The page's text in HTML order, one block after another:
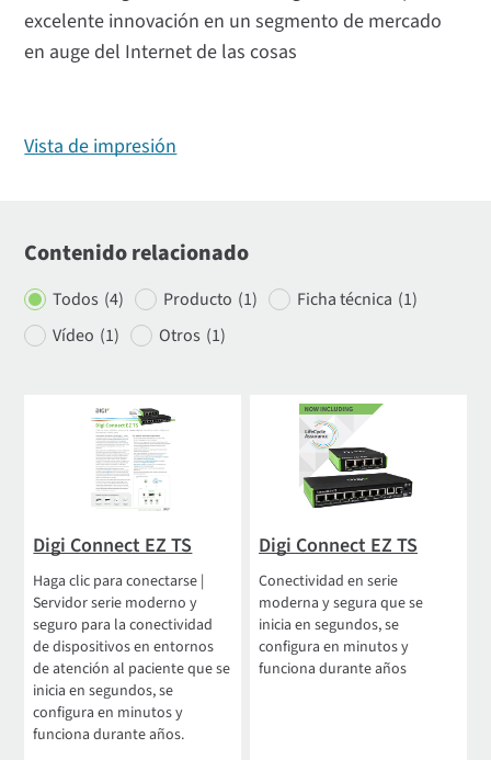
excelente innovación en un segmento de mercado
en auge del Internet de las cosas
Vista de impresión
Contenido relacionado
Todos (4) Producto (1) Ficha técnica (1)
Vídeo (1) Otros (1)
Digi Connect EZ TS
Haga clic para conectarse |
Servidor serie moderno y
seguro para la conectividad
de dispositivos en entornos
de atención al paciente que se
inicia en segundos, se
configura en minutos y
funciona durante años.
Digi Connect EZ TS
Conectividad en serie
moderna y segura que se
inicia en segundos, se
configura en minutos y
funciona durante años